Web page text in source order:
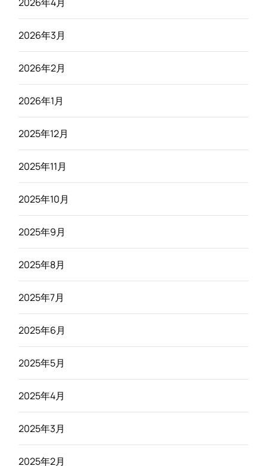
2026年3月
2026年2月
2026年1月
2025年12月
2025年11月
2025年10月
2025年9月
2025年8月
2025年7月
2025年6月
2025年5月
2025年4月
2025年3月
2025年2月